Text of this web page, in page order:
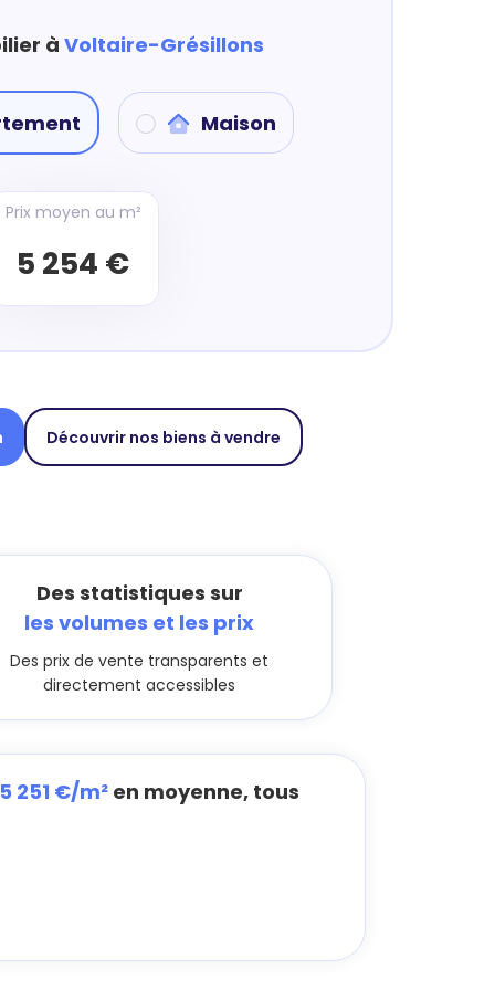
àVoltaire-Grésillons
Maison
Prix moyen au m²
5 254 €
Découvrir nos biens à vendre
Des statistiques sur
les volumes et les prix
Des prix de vente transparents et
directement accessibles
5 251 €/m² en moyenne, tous